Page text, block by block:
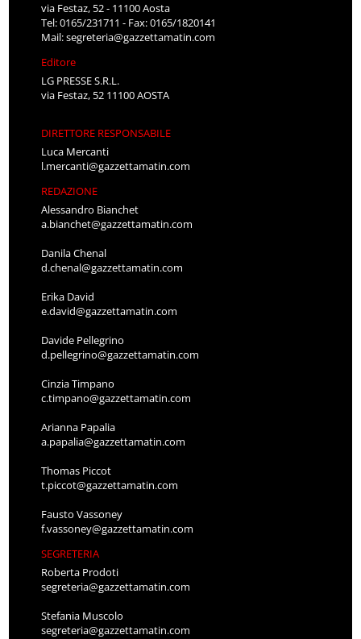
via Festaz, 52 - 11100 Aosta
Tel: 0165/231711 - Fax: 0165/1820141
Mail:segreteria@gazzettamatin.com
Editore
LG PRESSE S.R.L.
via Festaz, 52 11100 AOSTA
DIRETTORE RESPONSABILE
Luca Mercanti
l.mercanti@gazzettamatin.com
REDAZIONE
Alessandro Bianchet
a.bianchet@gazzettamatin.com
Danila Chenal
d.chenal@gazzettamatin.com
Erika David
e.david@gazzettamatin.com
Davide Pellegrino
d.pellegrino@gazzettamatin.com
Cinzia Timpano
c.timpano@gazzettamatin.com
Arianna Papalia
a.papalia@gazzettamatin.com
Thomas Piccot
t.piccot@gazzettamatin.com
Fausto Vassoney
f.vassoney@gazzettamatin.com
SEGRETERIA
Roberta Prodoti
segreteria@gazzettamatin.com
Stefania Muscolo
segreteria@gazzettamatin.com